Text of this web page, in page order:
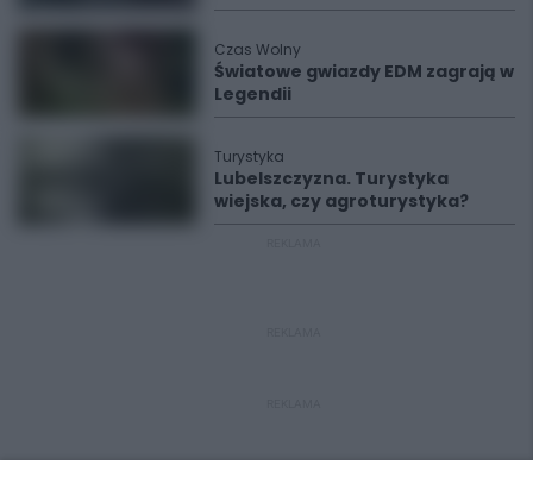
Czas Wolny
Światowe gwiazdy EDM zagrają w
Legendii
Turystyka
Lubelszczyzna. Turystyka
wiejska, czy agroturystyka?